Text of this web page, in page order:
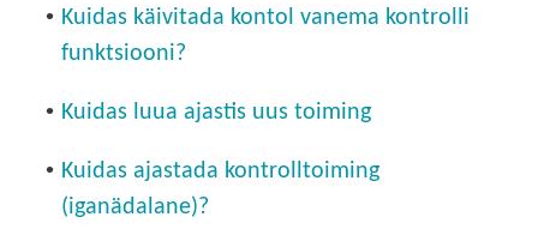
• Kuidas käivitada kontol vanema kontrolli
funktsiooni?
• Kuidas luua ajastis uus toiming
• Kuidas ajastada kontrolltoiming
(iganädalane)?